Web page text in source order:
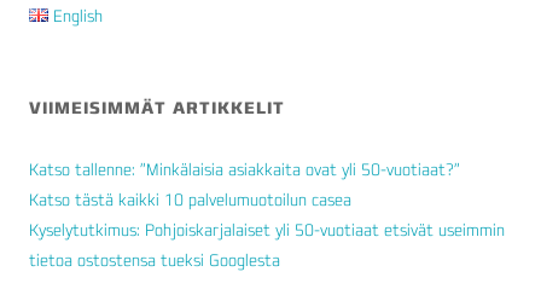
English
VIIMEISIMMÄT ARTIKKELIT
Katso tallenne: ”Minkälaisia asiakkaita ovat yli 50-vuotiaat?”
Katso tästä kaikki 10 palvelumuotoilun casea
Kyselytutkimus: Pohjoiskarjalaiset yli 50-vuotiaat etsivät useimmin
tietoa ostostensa tueksi Googlesta